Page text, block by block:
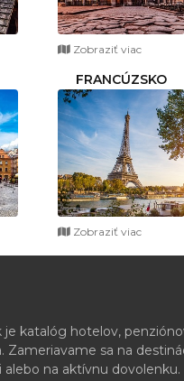
Zobraziť viac
FRANCÚZSKO
Zobraziť viac
je katalóg hotelov,
Zameriavame sa na
na aktívnu dovolenku.